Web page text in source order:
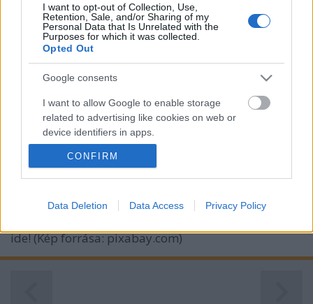
I want to opt-out of Collection, Use,
Retention, Sale, and/or Sharing of my
Personal Data that Is Unrelated with the
Purposes for which it was collected.
Opted Out
Google consents
I want to allow Google to enable storage
related to advertising like cookies on web or
device identifiers in apps.
I want to allow my user data to be sent to
I want to allow Google to send me
I want to allow Google to enable storage
related to analytics like cookies on web or
CONFIRM
Data Deletion Data Access Privacy Policy
Hamarosan Húsvét! - Mi már most
elkezdtünk készülődni!
Könyv Forrás•2017. március 17.
Igen, már csak alig pár hét és itt a Húsvét!
Gondoltátok, hogy így repül az idő? Mint minden
fontos eleme az ünnepi dekor. Most ebben segít
ide! (Kép forrása: pixabay.com)